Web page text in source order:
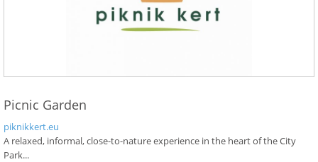
Picnic Garden
piknikkert.eu
A relaxed, informal, close-to-nature experience in the heart of the City
Park...